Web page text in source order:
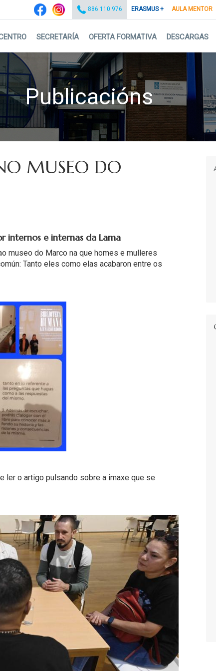
AULA MENTOR
ERASMUS +
886 110 976
SECRETARÍA OFERTA FORMATIVA DESCARGAS
Publicacións
MUSEO DO
internos e internas da Lama
museo do Marco na que homes e mulleres
Tanto eles como elas acabaron entre os
ler o artigo pulsando sobre a imaxe que se